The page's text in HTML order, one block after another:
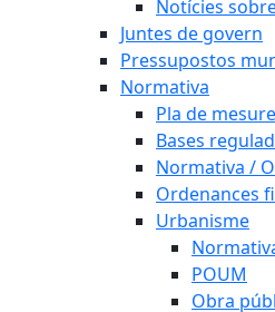
Notícies
Juntes de govern
Pressupostos
Normativa
Pla de
Bases
Normativa /
Ordenances
Urbanisme
POUM
Obra